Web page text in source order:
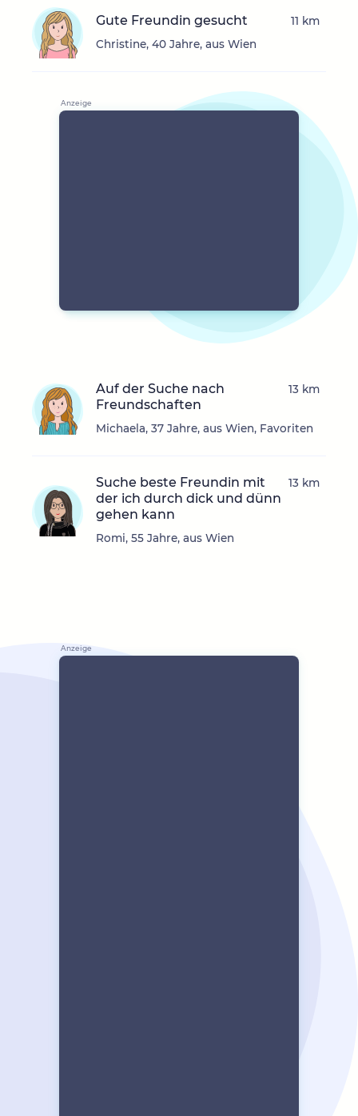
Gute Freundin gesucht
Christine, 40 Jahre, aus Wien
11 km
Auf der Suche nach
Freundschaften
Michaela, 37 Jahre, aus Wien, Favoriten
13 km
Suche beste Freundin mit
der ich durch dick und dünn
gehen kann
Romi, 55 Jahre, aus Wien
13 km